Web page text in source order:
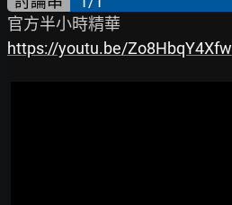
https://youtu.be/Zo8HbqY4Xfw